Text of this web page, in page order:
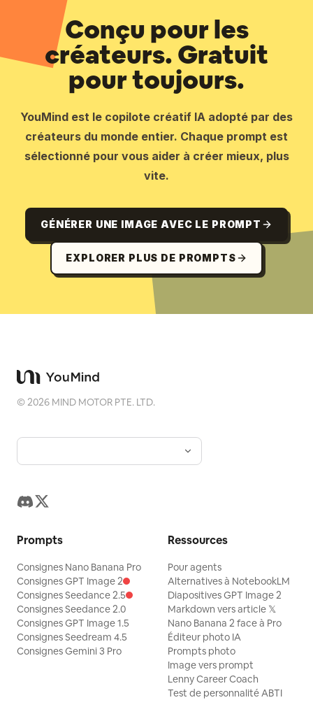
Conçu pour les
créateurs. Gratuit
pour toujours.
YouMind est le copilote créatif IA adopté par des
créateurs du monde entier. Chaque prompt est
sélectionné pour vous aider à créer mieux, plus
vite.
GÉNÉRER UNE IMAGE AVEC LE PROMPT
EXPLORER PLUS DE PROMPTS
©2026 MIND MOTOR PTE. LTD.
Prompts
Consignes Nano Banana Pro
Consignes GPT Image 2
Consignes Seedance 2.5
Consignes Seedance 2.0
Consignes GPT Image 1.5
Consignes Seedream 4.5
Consignes Gemini 3 Pro
Ressources
Pour agents
Alternatives à NotebookLM
Diapositives GPT Image 2
Markdown vers article 𝕏
Nano Banana 2 face à Pro
Éditeur photo IA
Prompts photo
Image vers prompt
Lenny Career Coach
Test de personnalité ABTI